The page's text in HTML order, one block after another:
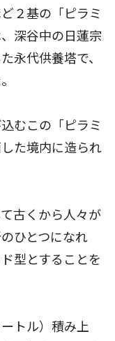
２基の「ピラミ
深谷中の日蓮宗
永代供養塔で、
むこの「ピラミ
た境内に造られ
古くから人々が
ひとつになれ
型とすることを
トル）積み上